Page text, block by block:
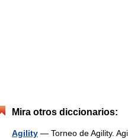
Mira otros diccionarios:
Agility — Torneo de Agility.